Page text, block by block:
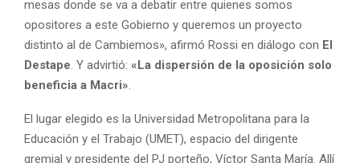
mesas donde se va a debatir entre quienes somos
opositores a este Gobierno y queremos un proyecto
distinto al de Cambiemos», afirmó Rossi en diálogo con El
Destape . Y advirtió: «La dispersión de la oposición solo
beneficia a Macri»
El lugar elegido es la Universidad Metropolitana para la
Educación y el Trabajo (UMET), espacio del dirigente
gremial y presidente del PJ porteño, Víctor Santa María. Allí